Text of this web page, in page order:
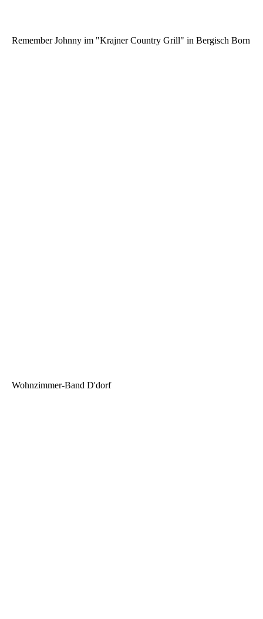
Remember Johnny im "Krajner Country Grill" in Bergisch Born
Wohnzimmer-Band D'dorf